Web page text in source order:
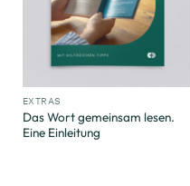
EXTRAS
Das Wort gemeinsam lesen.
Eine Einleitung